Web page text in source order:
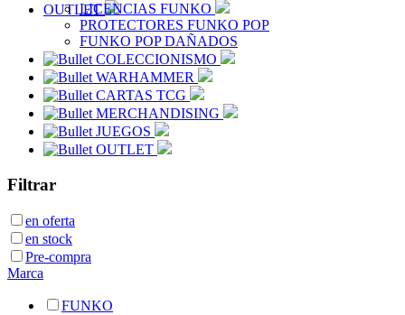
OUTLETLICENCIAS FUNKO
PROTECTORES FUNKO POP
FUNKO POP DAÑADOS
COLECCIONISMO
WARHAMMER
CARTAS TCG
MERCHANDISING
JUEGOS
OUTLET
Filtrar
en oferta
en stock
Pre-compra
Marca
FUNKO